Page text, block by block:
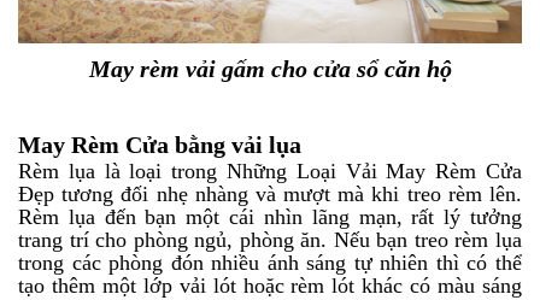
May rèm vải gấm cho cửa sổ căn hộ
May Rèm Cửa bằng vải lụa
Rèm lụa là loại trong Những Loại Vải May Rèm Cửa
Đẹp tương đối nhẹ nhàng và mượt mà khi treo rèm lên.
Rèm lụa đến bạn một cái nhìn lãng mạn, rất lý tưởng
trang trí cho phòng ngủ, phòng ăn. Nếu bạn treo rèm lụa
trong các phòng đón nhiều ánh sáng tự nhiên thì có thể
tạo thêm một lớp vải lót hoặc rèm lót khác có màu sáng